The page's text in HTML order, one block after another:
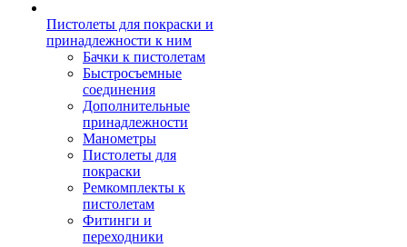
Пистолеты для покраски и
принадлежности к ним
Бачки к пистолетам
Быстросъемные
соединения
Дополнительные
принадлежности
Манометры
Пистолеты для
покраски
Ремкомплекты к
пистолетам
Фитинги и
переходники